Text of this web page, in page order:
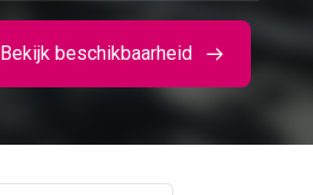
Bekijk beschikbaarheid